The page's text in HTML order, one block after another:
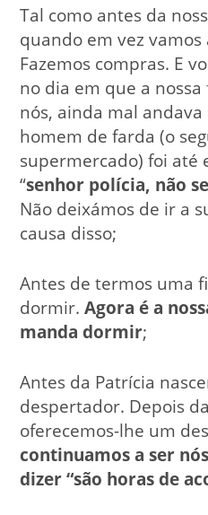
Tal como antes da
quando em vez
Fazemos compras. E
no dia em que a
nós, ainda mal
homem de farda (o
supermercado) foi até
“senhor polícia, não
Não deixámos de ir a
causa disso;
Antes de termos uma
dormir.Agora é a
manda dormir;
Antes da Patrícia
despertador. Depois
oferecemos-lhe um
continuamos a ser
dizer “são horas de